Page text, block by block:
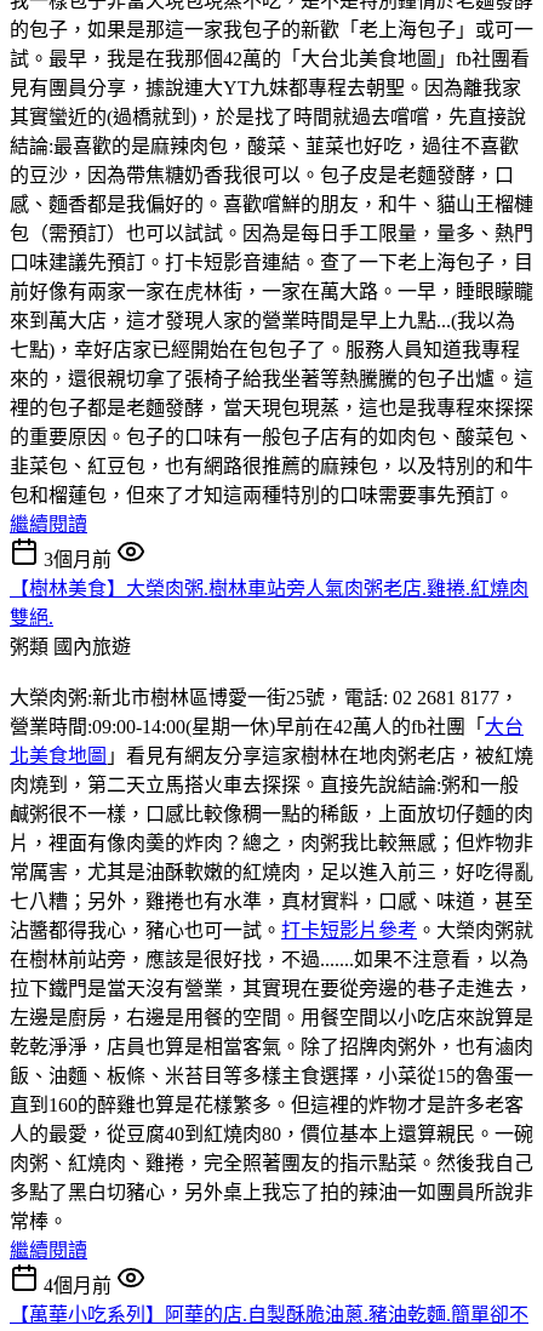
的包子，如果是那這一家我包子的新歡「老上海包子」或可一
試。最早，我是在我那個42萬的「大台北美食地圖」fb社團看
見有團員分享，據說連大YT九妹都專程去朝聖。因為離我家
其實蠻近的(過橋就到)，於是找了時間就過去嚐嚐，先直接說
結論:最喜歡的是麻辣肉包，酸菜、韮菜也好吃，過往不喜歡
的豆沙，因為帶焦糖奶香我很可以。包子皮是老麵發酵，口
感、麵香都是我偏好的。喜歡嚐鮮的朋友，和牛、貓山王榴槤
包（需預訂）也可以試試。因為是每日手工限量，量多、熱門
口味建議先預訂。打卡短影音連結。查了一下老上海包子，目
前好像有兩家一家在虎林街，一家在萬大路。一早，睡眼矇矓
來到萬大店，這才發現人家的營業時間是早上九點...(我以為
七點)，幸好店家已經開始在包包子了。服務人員知道我專程
來的，還很親切拿了張椅子給我坐著等熱騰騰的包子出爐。這
裡的包子都是老麵發酵，當天現包現蒸，這也是我專程來探探
的重要原因。包子的口味有一般包子店有的如肉包、酸菜包、
韭菜包、紅豆包，也有網路很推薦的麻辣包，以及特別的和牛
包和榴蓮包，但來了才知這兩種特別的口味需要事先預訂。
繼續閱讀
3個月前
【樹林美食】大榮肉粥.樹林車站旁人氣肉粥老店.雞捲.紅燒肉
雙絕.
粥類 國內旅遊
大榮肉粥:新北市樹林區博愛一街25號，電話: 02 2681 8177，
營業時間:09:00-14:00(星期一休)早前在42萬人的fb社團「 大台
北美食地圖 」看見有網友分享這家樹林在地肉粥老店，被紅燒
肉燒到，第二天立馬搭火車去探探。直接先說結論:粥和一般
鹹粥很不一樣，口感比較像稠一點的稀飯，上面放切仔麵的肉
片，裡面有像肉羮的炸肉？總之，肉粥我比較無感；但炸物非
常厲害，尤其是油酥軟嫩的紅燒肉，足以進入前三，好吃得亂
七八糟；另外，雞捲也有水準，真材實料，口感、味道，甚至
沾醬都得我心，豬心也可一試。 打卡短影片參考 。大榮肉粥就
在樹林前站旁，應該是很好找，不過.......如果不注意看，以為
拉下鐵門是當天沒有營業，其實現在要從旁邊的巷子走進去，
左邊是廚房，右邊是用餐的空間。用餐空間以小吃店來說算是
乾乾淨淨，店員也算是相當客氣。除了招牌肉粥外，也有滷肉
飯、油麵、板條、米苔目等多樣主食選擇，小菜從15的魯蛋一
直到160的醉雞也算是花樣繁多。但這裡的炸物才是許多老客
人的最愛，從豆腐40到紅燒肉80，價位基本上還算親民。一碗
肉粥、紅燒肉、雞捲，完全照著團友的指示點菜。然後我自己
多點了黑白切豬心，另外桌上我忘了拍的辣油一如團員所說非
常棒。
繼續閱讀
4個月前
【萬華小吃系列】阿華的店.自製酥脆油蔥.豬油乾麵.簡單卻不